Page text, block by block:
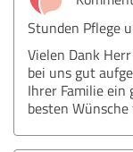
Stunden Pflege
Vielen Dank
bei uns gut
Ihrer Familie ein
besten